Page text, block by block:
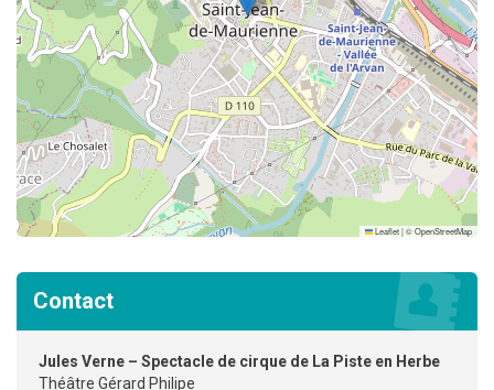
Leaflet|©OpenStreetMap
Contact
Jules Verne – Spectacle de cirque de La Piste en Herbe
Théâtre Gérard Philipe